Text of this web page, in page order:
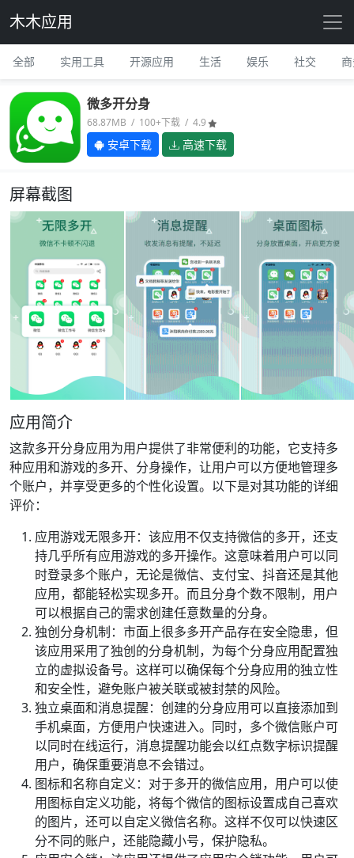
木木应用
全部 实用工具 开源应用 生活 娱乐 社交
微多开分身
68.87MB / 100+下载 / 4.9
安卓下载 高速下载
屏幕截图
应用简介
这款多开分身应用为用户提供了非常便利的功能，它支持多
种应用和游戏的多开、分身操作，让用户可以方便地管理多
个账户，并享受更多的个性化设置。以下是对其功能的详细
评价：
应用游戏无限多开：该应用不仅支持微信的多开，还支
持几乎所有应用游戏的多开操作。这意味着用户可以同
时登录多个账户，无论是微信、支付宝、抖音还是其他
应用，都能轻松实现多开。而且分身个数不限制，用户
可以根据自己的需求创建任意数量的分身。
独创分身机制：市面上很多多开产品存在安全隐患，但
该应用采用了独创的分身机制，为每个分身应用配置独
立的虚拟设备号。这样可以确保每个分身应用的独立性
和安全性，避免账户被关联或被封禁的风险。
独立桌面和消息提醒：创建的分身应用可以直接添加到
手机桌面，方便用户快速进入。同时，多个微信账户可
以同时在线运行，消息提醒功能会以红点数字标识提醒
用户，确保重要消息不会错过。
图标和名称自定义：对于多开的微信应用，用户可以使
用图标自定义功能，将每个微信的图标设置成自己喜欢
的图片，还可以自定义微信名称。这样不仅可以快速区
分不同的账户，还能隐藏小号，保护隐私。